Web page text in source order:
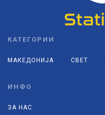
КАТЕГОРИИ
МАКЕДОНИЈА СВЕТ
ИНФО
ЗА НАС